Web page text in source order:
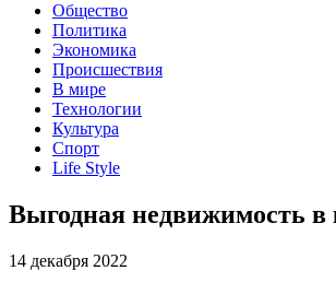
Общество
Политика
Экономика
Происшествия
В мире
Технологии
Культура
Спорт
Life Style
Выгодная недвижимость в
14 декабря 2022